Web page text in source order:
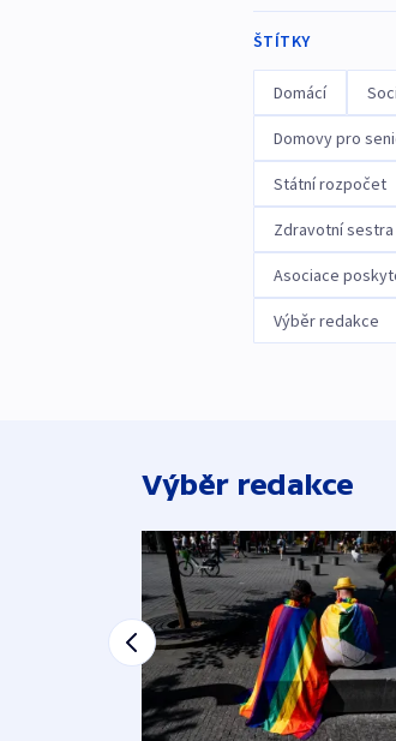
ŠTÍTKY
Domácí
Domovy pro
Státní rozpočet
Zdravotní sestra
Asociace
Výběr redakce
Výběr redakce